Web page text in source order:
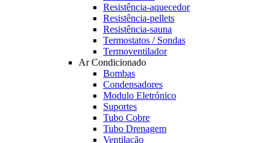
Resistência-aquecedor
Resistência-pellets
Resistência-sauna
Termostatos / Sondas
Termoventilador
Ar Condicionado
Bombas
Condensadores
Modulo Eletrónico
Suportes
Tubo Cobre
Tubo Drenagem
Ventilação